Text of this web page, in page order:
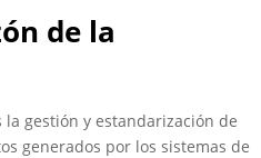
de la
gestión y estandarización de
generados por los sistemas de